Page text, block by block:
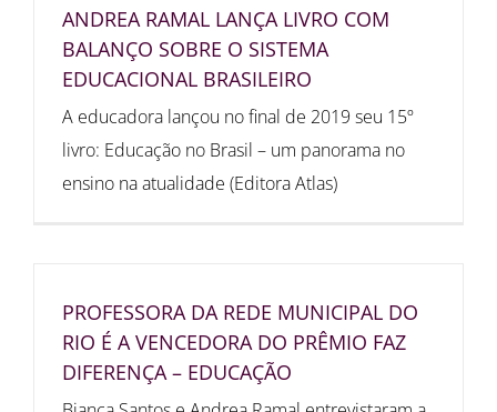
ANDREA RAMAL LANÇA LIVRO COM
BALANÇO SOBRE O SISTEMA
EDUCACIONAL BRASILEIRO
A educadora lançou no final de 2019 seu 15º
livro: Educação no Brasil – um panorama no
ensino na atualidade (Editora Atlas)
PROFESSORA DA REDE MUNICIPAL DO
RIO É A VENCEDORA DO PRÊMIO FAZ
DIFERENÇA – EDUCAÇÃO